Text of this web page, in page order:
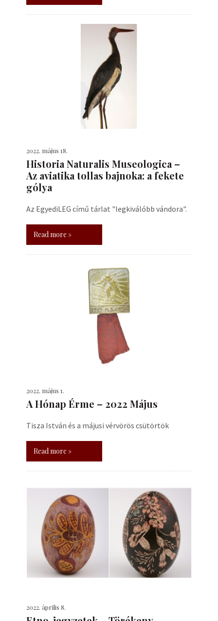
2022. május 18.
Historia Naturalis Museologica –
Az aviatika tollas bajnoka: a fekete
gólya
Az EgyediLEG című tárlat "legkiválóbb vándora".
Read more »
2022. május 1.
A Hónap Érme – 2022 Május
Tisza István és a májusi vérvörös csütörtök
Read more »
2022. április 8.